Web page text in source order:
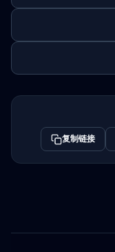
复制链接